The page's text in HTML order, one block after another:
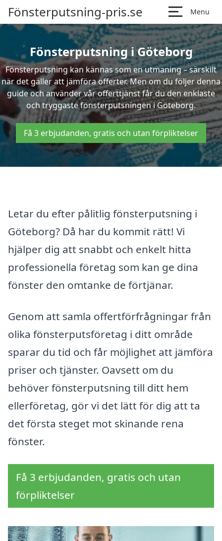
Fönsterputsning-pris.se Menu
Fönsterputsning i Göteborg
Fönsterputsning kan kännas som en utmaning – särskilt
när det gäller att jämföra offerter. Men om du följer denna
guide och använder vår offerttjänst får du den enklaste
och tryggaste fönsterputsningen i Göteborg.
Få 3 erbjudanden, gratis och utan förpliktelser
Letar du efter pålitlig fönsterputsning i
Göteborg? Då har du kommit rätt! Vi
hjälper dig att snabbt och enkelt hitta
professionella företag som kan ge dina
fönster den omtanke de förtjänar.
Genom att samla offertförfrågningar från
olika fönsterputsföretag i ditt område
sparar du tid och får möjlighet att jämföra
priser och tjänster. Oavsett om du
behöver fönsterputsning till ditt hem
ellerföretag, gör vi det lätt för dig att ta
det första steget mot skinande rena
fönster.
Få 3 erbjudanden, gratis och utan
förpliktelser